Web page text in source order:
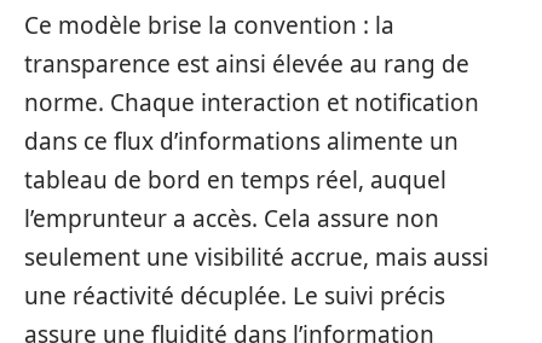
Ce modèle brise la convention : la
transparence est ainsi élevée au rang de
norme. Chaque interaction et notification
dans ce flux d’informations alimente un
tableau de bord en temps réel, auquel
l’emprunteur a accès. Cela assure non
seulement une visibilité accrue, mais aussi
une réactivité décuplée. Le suivi précis
assure une fluidité dans l’information